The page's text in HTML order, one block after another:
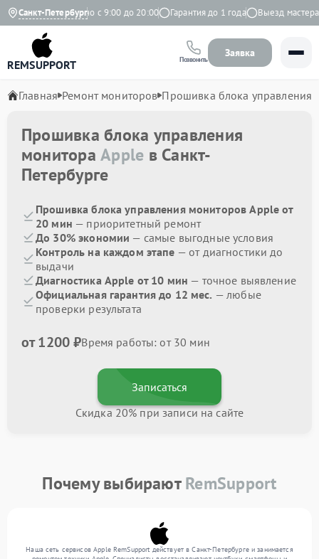
Санкт-Петербург
Ежедневно с 9:00 до 20:00 Гарантия до 1 года Выезд мастера
REMSUPPORT Позвонить
Заявка
Главная Ремонт мониторов Прошивка блока управления
Прошивка блока управления
монитораApple в Санкт-
Петербурге
Прошивка блока управления мониторов Apple от
20 мин — приоритетный ремонт
До 30% экономии — самые выгодные условия
Контроль на каждом этапе — от диагностики до
выдачи
Диагностика Apple от 10 мин — точное выявление
Официальная гарантия до 12 мес. — любые
проверки результата
от 1200 ₽Время работы: от 30 мин
Записаться
Скидка 20% при записи на сайте
Почему выбираютRemSupport
Наша сеть сервисов Apple RemSupport действует в Санкт-Петербурге и занимается